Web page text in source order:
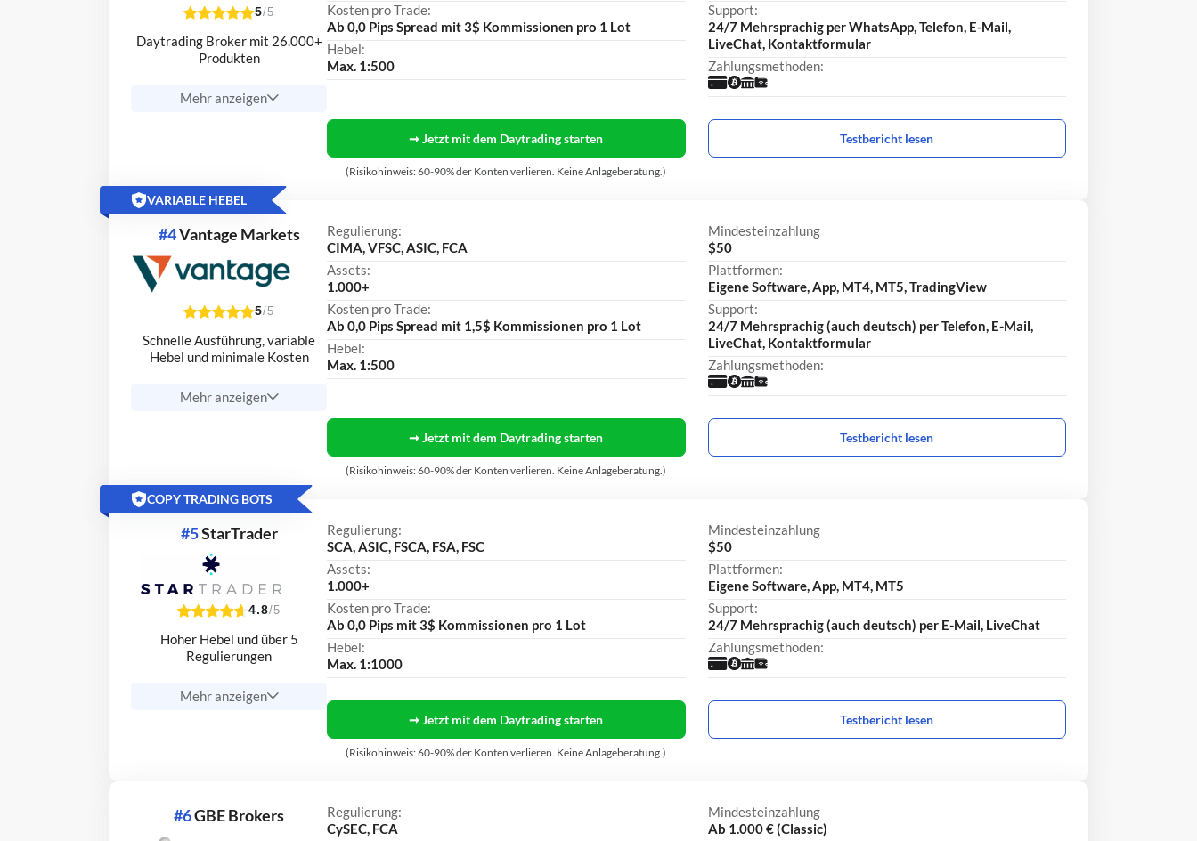
5/5
Daytrading Broker mit 26.000+
Produkten
Mehr anzeigen
Kosten pro Trade:
Ab 0,0 Pips Spread mit 3$ Kommissionen pro 1 Lot
Hebel:
Max. 1:500
Support:
24/7 Mehrsprachig per WhatsApp, Telefon, E-Mail,
LiveChat, Kontaktformular
Zahlungsmethoden:
➞ Jetzt mit dem Daytrading starten
(Risikohinweis: 60-90% der Konten verlieren. Keine Anlageberatung.)
Testbericht lesen
VARIABLE HEBEL
#4Vantage Markets
5/5
Schnelle Ausführung, variable
Hebel und minimale Kosten
Mehr anzeigen
Regulierung:
CIMA, VFSC, ASIC, FCA
Assets:
1.000+
Kosten pro Trade:
Ab 0,0 Pips Spread mit 1,5$ Kommissionen pro 1 Lot
Hebel:
Max. 1:500
Mindesteinzahlung
$50
Plattformen:
Eigene Software, App, MT4, MT5, TradingView
Support:
24/7 Mehrsprachig (auch deutsch) per Telefon, E-Mail,
LiveChat, Kontaktformular
Zahlungsmethoden:
➞ Jetzt mit dem Daytrading starten
(Risikohinweis: 60-90% der Konten verlieren. Keine Anlageberatung.)
Testbericht lesen
COPY TRADING BOTS
#5StarTrader
4.8/5
Hoher Hebel und über 5
Regulierungen
Mehr anzeigen
Regulierung:
SCA, ASIC, FSCA, FSA, FSC
Assets:
1.000+
Kosten pro Trade:
Ab 0,0 Pips mit 3$ Kommissionen pro 1 Lot
Hebel:
Max. 1:1000
Mindesteinzahlung
$50
Plattformen:
Eigene Software, App, MT4, MT5
Support:
24/7 Mehrsprachig (auch deutsch) per E-Mail, LiveChat
Zahlungsmethoden:
➞ Jetzt mit dem Daytrading starten
(Risikohinweis: 60-90% der Konten verlieren. Keine Anlageberatung.)
Testbericht lesen
#6GBE Brokers
Regulierung:
CySEC, FCA
Mindesteinzahlung
Ab 1.000 € (Classic)